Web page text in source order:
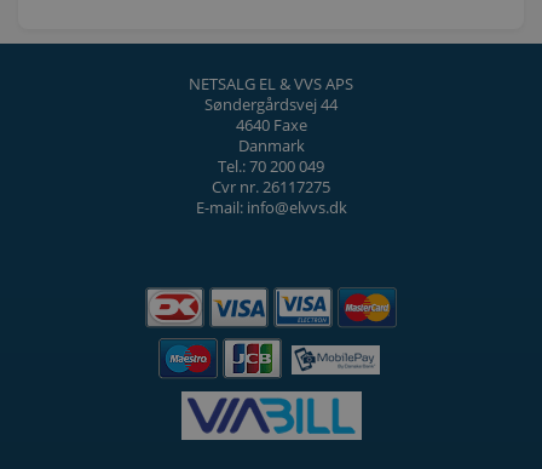
NETSALG EL & VVS APS
Søndergårdsvej 44
4640 Faxe
Danmark
Tel.: 70 200 049
Cvr nr. 26117275
E-mail: info@elvvs.dk